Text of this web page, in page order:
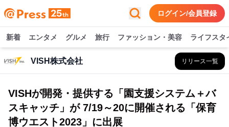
ログイン/会員登録
新着 エンタメ グルメ 旅行 ファッション・美容 ライフスタ
VISH株式会社 リリース一覧
VISHが開発・提供する「園支援システム＋バ
スキャッチ」が 7/19～20に開催される「保育
博ウエスト2023」に出展